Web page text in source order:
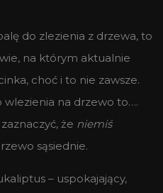
do zlezienia z drzewa, to
na którym aktualnie
choć i to nie zawsze.
wlezienia na drzewo to….
że niemiś
sąsiednie.
– uspokajający,